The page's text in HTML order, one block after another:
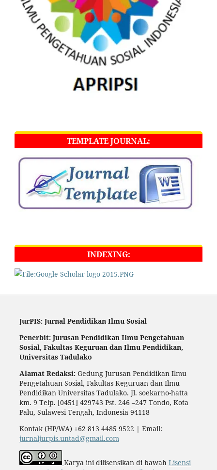
TEMPLATE JOURNAL:
INDEXING:
JurPIS: Jurnal Pendidikan Ilmu Sosial
Penerbit: Jurusan Pendidikan Ilmu Pengetahuan
Sosial, Fakultas Keguruan dan Ilmu Pendidikan,
Universitas Tadulako
Alamat Redaksi:Gedung Jurusan Pendidikan Ilmu
Pengetahuan Sosial, Fakultas Keguruan dan Ilmu
Pendidikan Universitas Tadulako. Jl. soekarno-hatta
km. 9 Telp. [0451] 429743 Pst. 246 –247 Tondo, Kota
Palu, Sulawesi Tengah, Indonesia 94118
Kontak (HP/WA) +62 813 4485 9522 | Email:
jurnaljurpis.untad@gmail.com
Karya ini dilisensikan di bawah Lisensi